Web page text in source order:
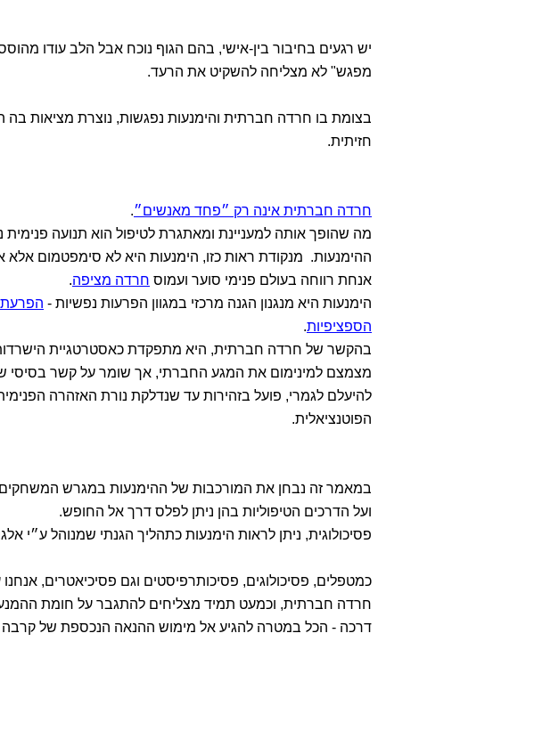
יש רגעים בחיבור בין-אישי, בהם הגוף נוכח אבל הלב עודו
מפגש" לא מצליחה להשקיט את הרעד.
בצומת בו חרדה חברתית והימנעות נפגשות, נוצרת מציאות
חזיתית.
חרדה חברתית אינה רק ״פחד מאנשים״.
מה שהופך אותה למעניינת ומאתגרת לטיפול הוא תנועה
ההימנעות. מנקודת ראות כזו, הימנעות היא לא סימפטמום
אנחת רווחה בעולם פנימי סוער ועמוס חרדה מציפה.
הימנעות היא מנגנון הגנה מרכזי במגוון הפרעות נפשיות - הפרעת
הספציפיות.
בהקשר של חרדה חברתית, היא מתפקדת כאסטרטגיית
מצמצם למינימום את המגע החברתי, אך שומר על קשר בסיסי
להיעלם לגמרי, פועל בזהירות עד שנדלקת נורת האזהרה
הפוטנציאלית.
במאמר זה נבחן את המורכבות של ההימנעות במגרש המשחקים
ועל הדרכים הטיפוליות בהן ניתן לפלס דרך אל החופש.
פסיכולוגית, ניתן לראות הימנעות כתהליך הגנתי שמנוהל ע״י
כמטפלים, פסיכולוגים, פסיכותרפיסטים וגם פסיכיאטרים,
חרדה חברתית, וכמעט תמיד מצליחים להתגבר על חומת
דרכה - הכל במטרה להגיע אל מימוש ההנאה הנכספת של קרבה